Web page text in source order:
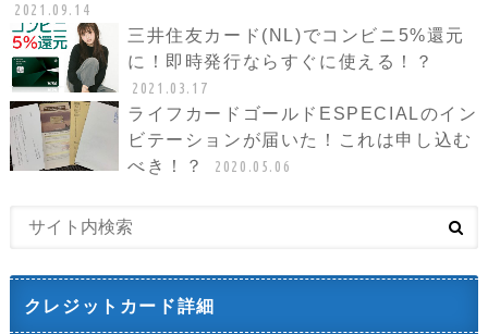
2021.09.14
三井住友カード(NL)でコンビニ5%還元
に！即時発行ならすぐに使える！？
2021.03.17
ライフカードゴールドESPECIALのイン
ビテーションが届いた！これは申し込む
べき！？
2020.05.06
クレジットカード詳細